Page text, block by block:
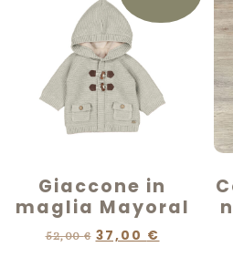
Giaccone in
maglia Mayoral
52,00€ 37,00 €